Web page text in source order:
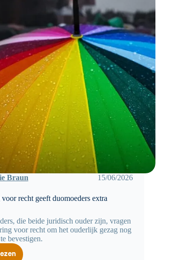
Braun 15/06/2026
recht geeft duomoeders extra
die beide juridisch ouder zijn, vragen
voor recht om het ouderlijk gezag nog
bevestigen.